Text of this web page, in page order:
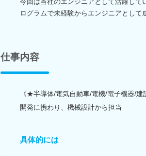
ログラムで未経験からエンジニアとして
仕事内容
《★半導体/電気自動車/電機/電子機器/
開発に携わり、機械設計から担当
具体的には